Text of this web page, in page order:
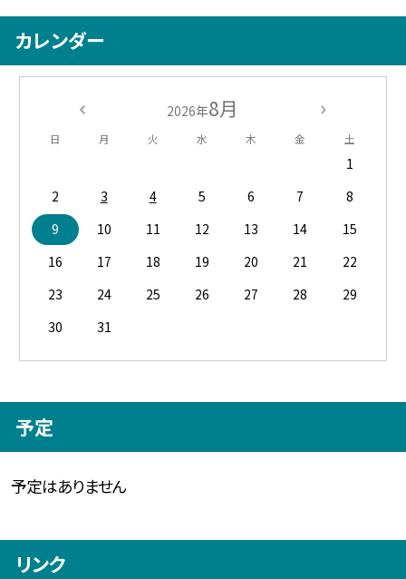
カレンダー
2026年8月
日 月 火 水 木 金 土
1
2
3 4 5 6 7
8
9
10 11 12 13 14
15
16
17 18 19 20 21
22
23
24 25 26 27 28
29
30
31
予定
予定はありません
リンク